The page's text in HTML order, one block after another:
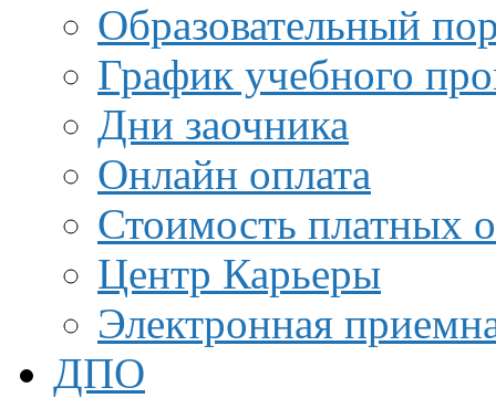
Образовательный
График учебного
Дни заочника
Онлайн оплата
Стоимость платных
Центр Карьеры
Электронная
ДПО